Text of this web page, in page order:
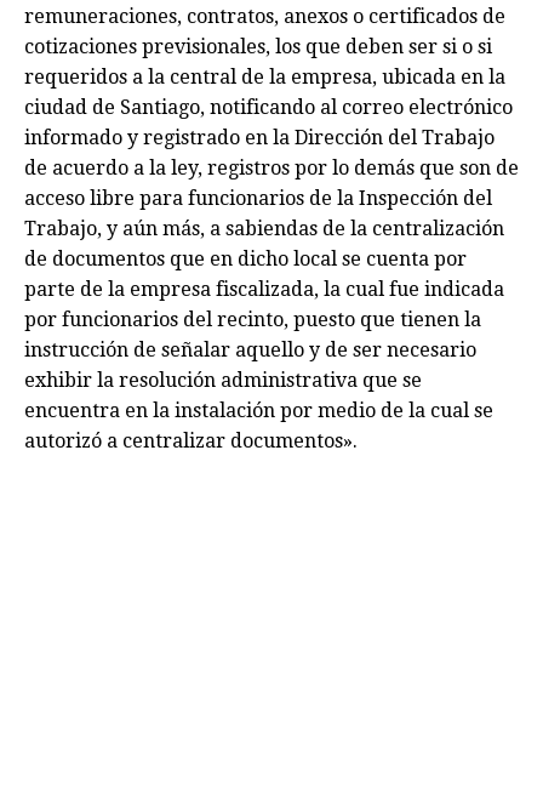
remuneraciones, contratos, anexos o certificados de
cotizaciones previsionales, los que deben ser si o si
requeridos a la central de la empresa, ubicada en la
ciudad de Santiago, notificando al correo electrónico
informado y registrado en la Dirección del Trabajo
de acuerdo a la ley, registros por lo demás que son de
acceso libre para funcionarios de la Inspección del
Trabajo, y aún más, a sabiendas de la centralización
de documentos que en dicho local se cuenta por
parte de la empresa fiscalizada, la cual fue indicada
por funcionarios del recinto, puesto que tienen la
instrucción de señalar aquello y de ser necesario
exhibir la resolución administrativa que se
encuentra en la instalación por medio de la cual se
autorizó a centralizar documentos».